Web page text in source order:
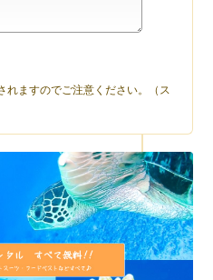
れますのでご注意ください。（ス